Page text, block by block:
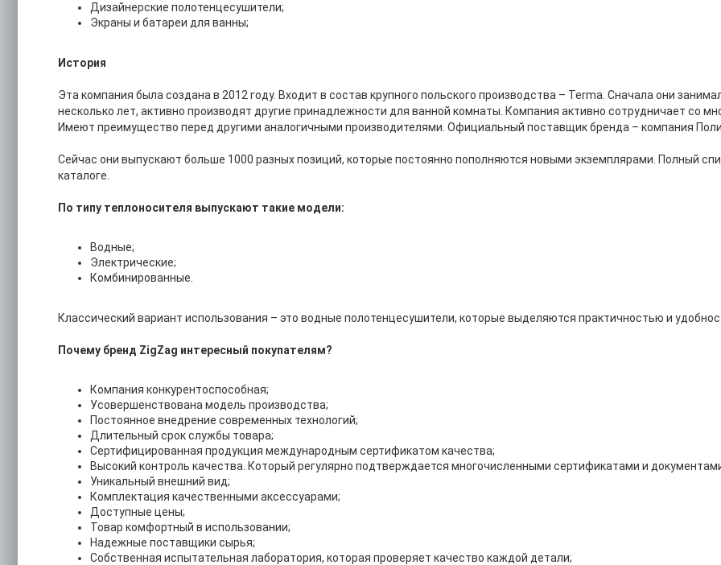
Дизайнерские полотенцесушители;
Экраны и батареи для ванны;
История
Эта компания была создана в 2012 году. Входит в состав крупного польского производства – Terma. Сначала они
несколько лет, активно производят другие принадлежности для ванной комнаты. Компания активно сотрудничает со
Имеют преимущество перед другими аналогичными производителями. Официальный поставщик бренда – компания
Сейчас они выпускают больше 1000 разных позиций, которые постоянно пополняются новыми экземплярами. Полный
каталоге.
По типу теплоносителя выпускают такие модели:
Водные;
Электрические;
Комбинированные.
Классический вариант использования – это водные полотенцесушители, которые выделяются практичностью и
Почему бренд ZigZag интересный покупателям?
Компания конкурентоспособная;
Усовершенствована модель производства;
Постоянное внедрение современных технологий;
Длительный срок службы товара;
Сертифицированная продукция международным сертификатом качества;
Высокий контроль качества. Который регулярно подтверждается многочисленными сертификатами и
Уникальный внешний вид;
Комплектация качественными аксессуарами;
Доступные цены;
Товар комфортный в использовании;
Надежные поставщики сырья;
Собственная испытательная лаборатория, которая проверяет качество каждой детали;